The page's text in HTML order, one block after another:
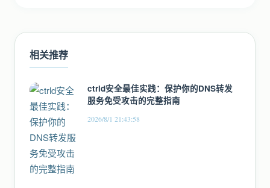
相关推荐
ctrld安全最佳实践：保护你的DNS转发
服务免受攻击的完整指南
2026/8/1 21:43:58